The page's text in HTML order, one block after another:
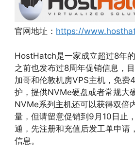
官网地址： https://
HostHatch是一家成立超过8年
之前也发布过8周年促销信息，
加哥和伦敦机房VPS主机，免
护，提供NVMe硬盘或者常规大
NVMe系列主机还可以获得双倍
量，但请留意促销到9月10日止
通，先注册和充值后发工单申请
信息。